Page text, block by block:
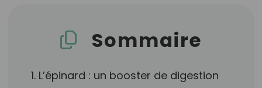
Sommaire
1. L’épinard : un booster de digestion